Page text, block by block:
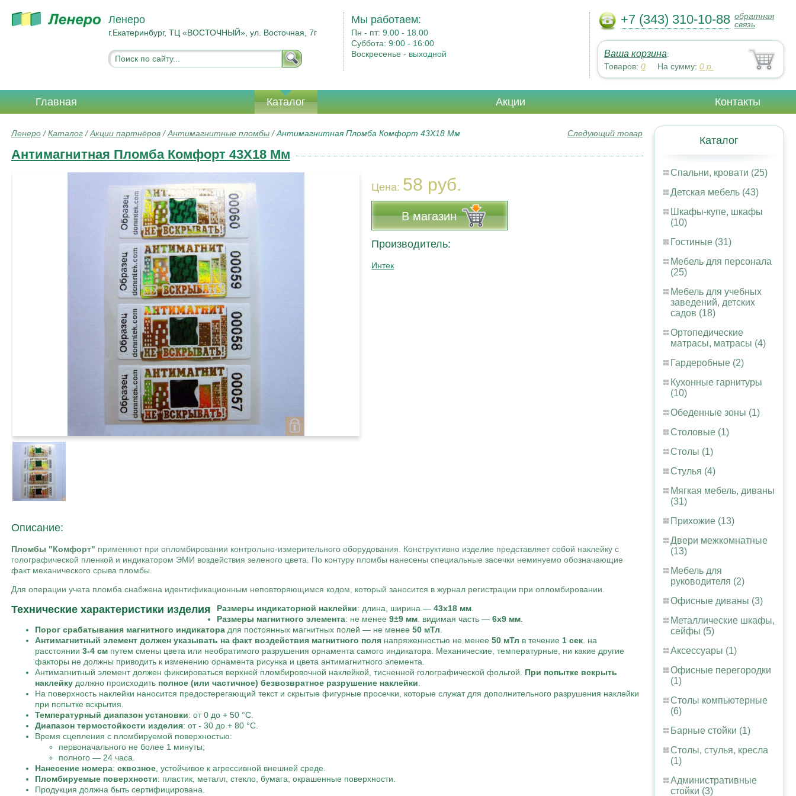
Ленеро
г.Екатеринбург, ТЦ «ВОСТОЧНЫЙ», ул. Восточная, 7г
Мы работаем:
Пн - пт:9.00 - 18.00
Суббота:9:00 - 16:00
Воскресенье - выходной
+7 (343) 310-10-88 обратная
связь
Ваша корзина:
Товаров: 0 На сумму: 0 р.
Главная Каталог Акции Контакты
Каталог
Спальни, кровати (25)
Детская мебель (43)
Шкафы-купе, шкафы
(10)
Гостиные (31)
Мебель для персонала
(25)
Мебель для учебных
заведений, детских
садов (18)
Ортопедические
матрасы, матрасы (4)
Гардеробные (2)
Кухонные гарнитуры
(10)
Обеденные зоны (1)
Столовые (1)
Столы (1)
Стулья (4)
Мягкая мебель, диваны
(31)
Прихожие (13)
Двери межкомнатные
(13)
Мебель для
руководителя (2)
Офисные диваны (3)
Металлические шкафы,
сейфы (5)
Аксессуары (1)
Офисные перегородки
(1)
Столы компьютерные
(6)
Барные стойки (1)
Столы, стулья, кресла
(1)
Административные
стойки (3)
Следующий товар
Ленеро /Каталог /Акции партнёров /Антимагнитные пломбы /Антимагнитная Пломба Комфорт 43Х18 Мм
Антимагнитная Пломба Комфорт 43Х18 Мм
Цена: 58 руб.
В магазин
Производитель:
Интек
Описание:
Пломбы "Комфорт" применяют при опломбировании контрольно-измерительного оборудования. Конструктивно изделие представляет собой наклейку с
голографической пленкой и индикатором ЭМИ воздействия зеленого цвета. По контуру пломбы нанесены специальные засечки неминуемо обозначающие
факт механического срыва пломбы.
Для операции учета пломба снабжена идентификационным неповторяющимся кодом, который заносится в журнал регистрации при опломбировании.
Технические характеристики изделия Размеры индикаторной наклейки: длина, ширина — 43х18 мм
Размеры магнитного элемента: не менее 9±9 мм . видимая часть — 6х9 мм
Порог срабатывания магнитного индикатора для постоянных магнитных полей — не менее 50 мТл
Антимагнитный элемент должен указывать на факт воздействия магнитного поля напряженностью не менее 50 мТл в течение 1 сек . на
расстоянии 3-4 см путем смены цвета или необратимого разрушения орнамента самого индикатора. Механические, температурные, ни какие другие
факторы не должны приводить к изменению орнамента рисунка и цвета антимагнитного элемента.
Антимагнитный элемент должен фиксироваться верхней пломбировочной наклейкой, тисненной голографической фольгой. При попытке вскрыть
наклейку должно происходить полное (или частичное) безвозвратное разрушение наклейки
На поверхность наклейки наносится предостерегающий текст и скрытые фигурные просечки, которые служат для дополнительного разрушения наклейки
при попытке вскрытия.
Температурный диапазон установки: от 0 до + 50 °С.
Диапазон термостойкости изделия: от - 30 до + 80 °С.
Время сцепления с пломбируемой поверхностью:
первоначального не более 1 минуты;
полного — 24 часа.
Нанесение номера: сквозное , устойчивое к агрессивной внешней среде.
Пломбируемые поверхности: пластик, металл, стекло, бумага, окрашенные поверхности.
Продукция должна быть сертифицирована.